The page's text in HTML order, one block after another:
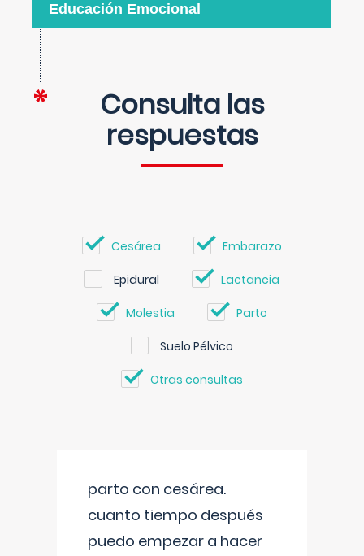
Educación Emocional
Consulta las
respuestas
Cesárea Embarazo
Epidural Lactancia
Molestia Parto
Suelo Pélvico
Otras consultas
parto con cesárea.
cuanto tiempo después
puedo empezar a hacer